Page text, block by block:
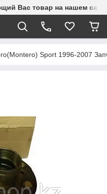
Вас товар на нашем
Sport 1996-2007